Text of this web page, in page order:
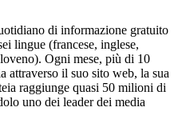
di informazione gratuito
lingue (francese, inglese,
Ogni mese, più di 10
il suo sito web, la sua
raggiunge quasi 50 milioni di
uno dei leader dei media